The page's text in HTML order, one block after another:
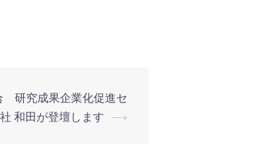
研究成果企業化促進セ
和田が登壇します
⟶